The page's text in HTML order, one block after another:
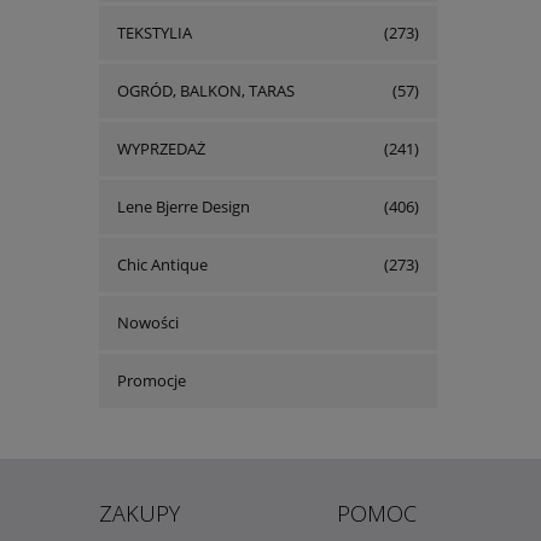
TEKSTYLIA (273)
OGRÓD, BALKON, TARAS (57)
WYPRZEDAŻ (241)
Lene Bjerre Design (406)
Chic Antique (273)
Nowości
Promocje
ZAKUPY POMOC